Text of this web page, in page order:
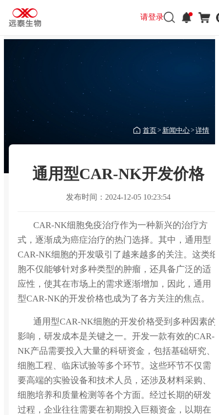
请登录
首页> 新闻中心>详情
通用型CAR-NK开发价格
发布时间：2024-12-05 10:23:54
CAR-NK细胞免疫治疗作为一种新兴的治疗方
式，逐渐成为癌症治疗的热门选择。其中，通用型
CAR-NK细胞的开发吸引了越来越多的关注。这类细
胞不仅能够针对多种类型的肿瘤，还具备广泛的适
应性，使其在市场上的需求逐渐增加，因此，通用
型CAR-NK的开发价格也成为了各方关注的焦点。
通用型CAR-NK细胞的开发价格受到多种因素的
影响，研发成本是关键之一。开发一款有效的CAR-
NK产品需要投入大量的科研资金，包括基础研究、
细胞工程、临床试验等多个环节。这些环节不仅需
要高端的实验设备和技术人员，还涉及材料采购、
细胞培养和质量检测等各个方面。经过长期的研发
过程，企业往往需要在初期投入巨额资金，以期在